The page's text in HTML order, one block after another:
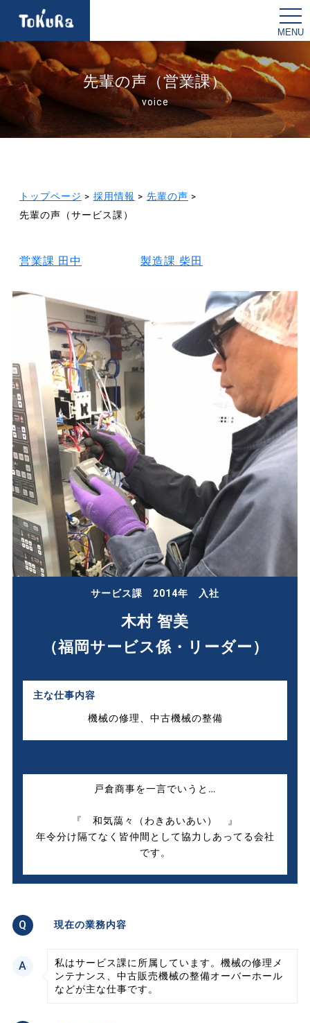
t
o
g
g
e
n
v
g
a
t
先輩の声（営業課）
voice
トップページ > 採用情報 > 先輩の声 >
先輩の声（サービス課）
営業課 田中 製造課 柴田
サービス課 2014年 入社
木村 智美
（福岡サービス係・リーダー）
主な仕事内容
機械の修理、中古機械の整備
戸倉商事を一言でいうと…
『 和気藹々（わきあいあい） 』
年令分け隔てなく皆仲間として協力しあってる会社
です。
現在の業務内容
私はサービス課に所属しています。機械の修理メ
ンテナンス、中古販売機械の整備オーバーホール
などが主な仕事です。